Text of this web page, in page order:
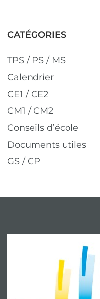
CATÉGORIES
TPS / PS / MS
Calendrier
CE1 / CE2
CM1 / CM2
Conseils d’école
Documents utiles
GS / CP